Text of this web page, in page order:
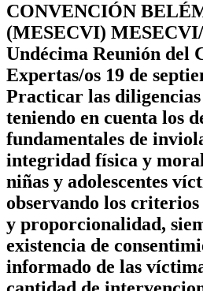
CONVENCIÓN
(MESECVI)
Undécima Reunión del
Expertas/os 19 de
Practicar las
teniendo en cuenta los
fundamentales de
integridad física y
niñas y adolescentes
observando los
y proporcionalidad,
existencia de
informado de las